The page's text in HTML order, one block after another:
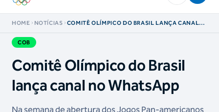
HOME NOTÍCIAS
COMITÊ OLÍMPICO DO BRASIL LANÇA CANAL
COB
Comitê Olímpico do Brasil
lança canal no WhatsApp
Na semana de abertura dos Jogos Pan-americanos